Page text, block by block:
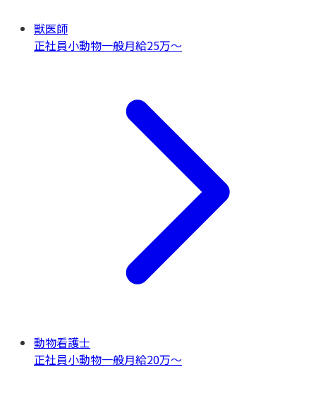
獣医師
正社員小動物一般月給25万〜
動物看護士
正社員小動物一般月給20万〜